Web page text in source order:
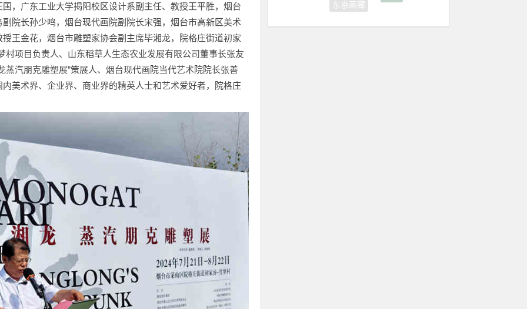
，广东工业大学揭阳校区设计系副主任、教授王平胜，烟台
院长孙少鸣，烟台现代画院副院长宋强，烟台市高新区美术
王金花，烟台市雕塑家协会副主席毕湘龙，院格庄街道初家
村项目负责人、山东稻草人生态农业发展有限公司董事长张友
汽朋克雕塑展”策展人、烟台现代画院当代艺术院院长张善
美术界、企业界、商业界的精英人士和艺术爱好者，院格庄